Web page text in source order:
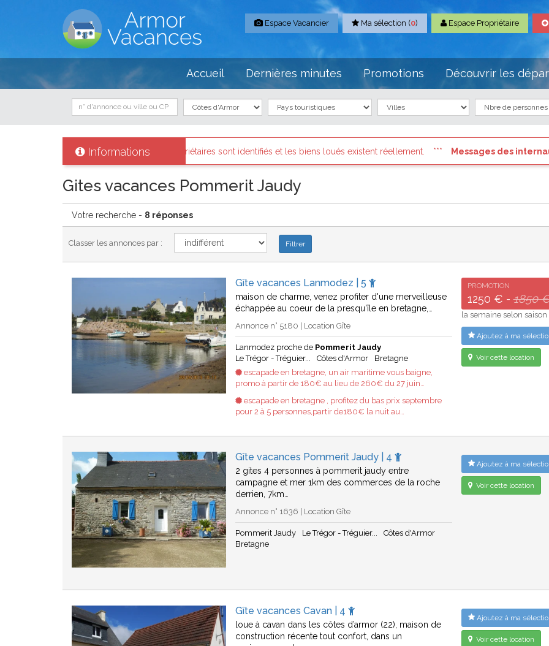
Espace Vacancier Ma sélection (0) Espace Propriétaire
Accueil Dernières minutes Promotions Découvrir les
Informations
: Tous les propriétaires sont identifiés et les biens loués existent réellement. Messages des internautes pressés: Connectez
Gites vacances Pommerit Jaudy
Votre recherche - 8 réponses
Classer les annonces par :
Gîte vacances Lanmodez | 5
maison de charme, venez profiter d'une merveilleuse
échappée au coeur de la presqu'île en bretagne,…
Annonce n° 5180 | Location Gîte
Lanmodez proche de Pommerit Jaudy
Le Trégor - Tréguier...
Côtes d'Armor
Bretagne
escapade en bretagne, un air maritime vous baigne,
promo à partir de 180€ au lieu de 260€ du 27 juin…
escapade en bretagne , profitez du bas prix septembre
pour 2 à 5 personnes,partir de180€ la nuit au…
PROMOTION
1250 € -1850 €
la semaine selon saison
Ajoutez à ma
Voir cette location
Gîte vacances Pommerit Jaudy | 4
2 gites 4 personnes à pommerit jaudy entre
campagne et mer 1km des commerces de la roche
derrien, 7km…
Annonce n° 1636 | Location Gîte
Pommerit Jaudy Le Trégor - Tréguier...
Côtes d'Armor
Bretagne
Ajoutez à ma
Voir cette location
Gîte vacances Cavan | 4
loue à cavan dans les côtes d’armor (22), maison de
construction récente tout confort, dans un
Ajoutez à ma
Voir cette location